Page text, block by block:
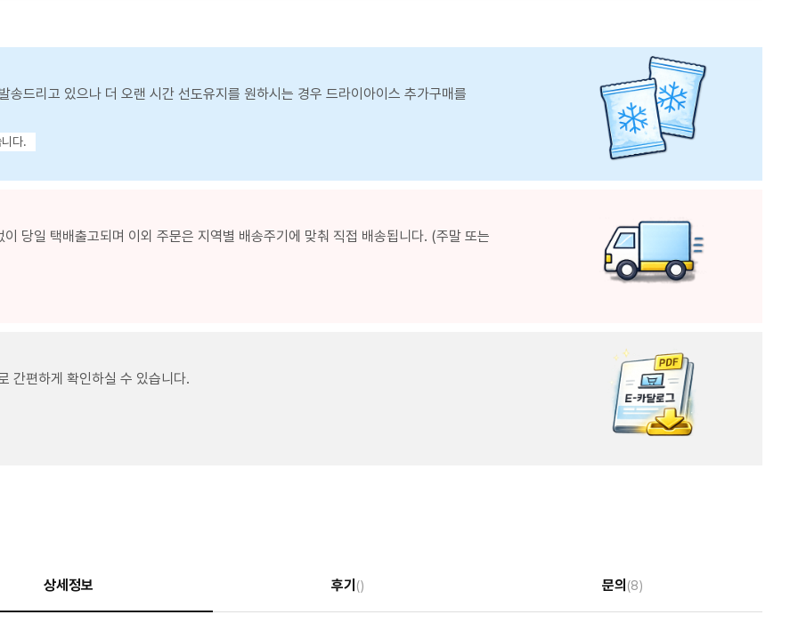
드리고 있으나 더 오랜 시간 선도유지를 원하시는 경우 드라이아이스 추가구매를
다.
당일 택배출고되며 이외 주문은 지역별 배송주기에 맞춰 직접 배송됩니다. (주말 또는
간편하게 확인하실 수 있습니다.
상세정보 후기 () 문의 (8)